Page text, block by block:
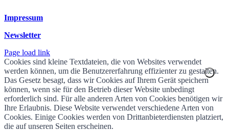
Impressum
Newsletter
Page load link
Cookies sind kleine Textdateien, die von Websites verwendet
werden können, um die Benutzererfahrung effizienter zu gestalten.
Das Gesetz besagt, dass wir Cookies auf Ihrem Gerät speichern
können, wenn sie für den Betrieb dieser Website unbedingt
erforderlich sind. Für alle anderen Arten von Cookies benötigen wir
Ihre Erlaubnis. Diese Website verwendet verschiedene Arten von
Cookies. Einige Cookies werden von Drittanbieterdiensten platziert,
die auf unseren Seiten erscheinen.